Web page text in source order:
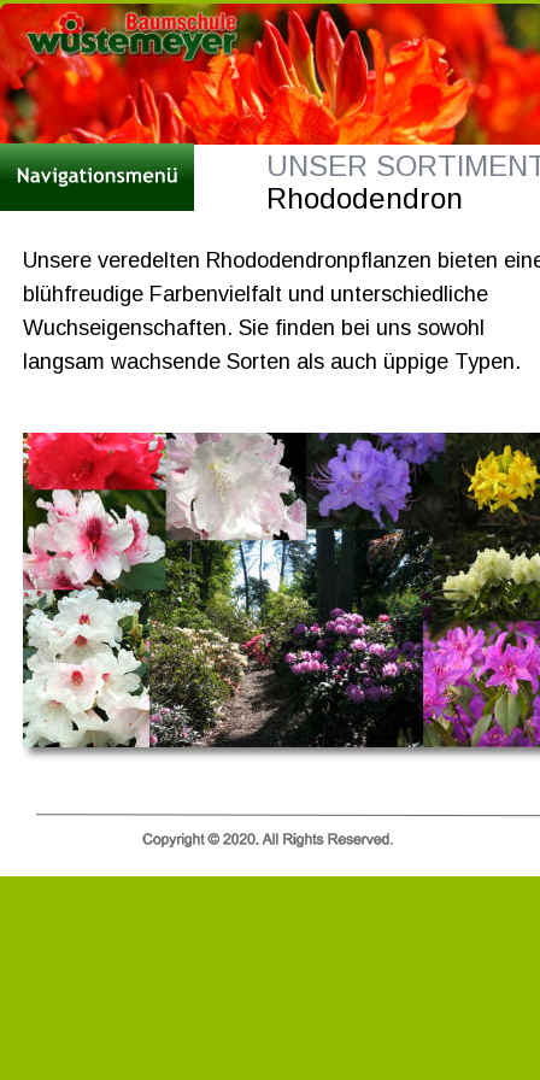
Unsere veredelten Rhododendronpflanzen bieten
blühfreudige Farbenvielfalt und unterschiedliche
Wuchseigenschaften. Sie finden bei uns sowohl
langsam wachsende Sorten als auch üppige Typen.
UNSER
Rhododendron